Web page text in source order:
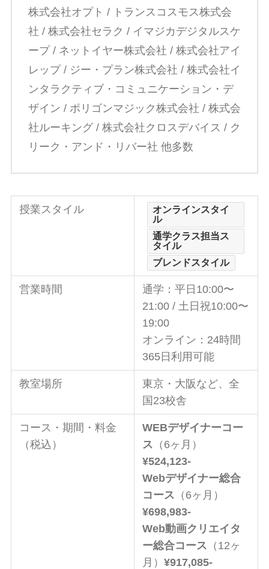
株式会社オプト / トランスコスモス株式会
社 / 株式会社セラク / イマジカデジタルスケ
ープ / ネットイヤー株式会社 / 株式会社アイ
レップ / ジー・プラン株式会社 / 株式会社イ
ンタラクティブ・コミュニケーション・デ
ザイン / ポリゴンマジック株式会社 / 株式会
社ルーキング / 株式会社クロスデバイス / ク
リーク・アンド・リバー社 他多数
授業スタイル
オンラインスタイ
ル
通学クラス担当ス
タイル
ブレンドスタイル
営業時間
通学：平日10:00〜
21:00 / 土日祝10:00〜
19:00
オンライン：24時間
365日利用可能
教室場所
東京・大阪など、全
国23校舎
コース・期間・料金
（税込）
WEBデザイナーコー
ス
（6ヶ月）
¥524,123-
Webデザイナー総合
コース
（6ヶ月）
¥698,983-
Web動画クリエイタ
ー総合コース
（12ヶ
月）¥917,085-